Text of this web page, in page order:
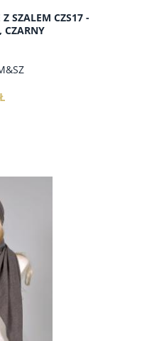
SZALEM CZS17 -
CZARNY